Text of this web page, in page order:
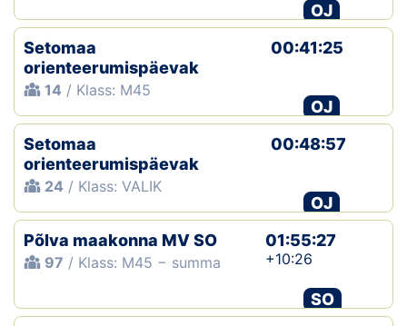
OJ
Setomaa
orienteerumispäevak
14 / Klass: M45
00:41:25
OJ
Setomaa
orienteerumispäevak
24 / Klass: VALIK
00:48:57
OJ
Põlva maakonna MV SO
97 / Klass: M45 − summa
01:55:27
+10:26
SO